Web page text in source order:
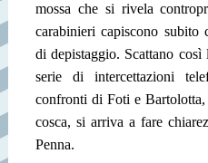
mossa che si rivela
carabinieri capiscono subito
di depistaggio. Scattano
serie di intercettazioni
confronti di Foti e
cosca, si arriva a fare
Penna.